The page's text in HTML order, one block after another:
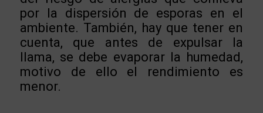
por la dispersión de esporas en el
ambiente. También, hay que tener en
cuenta, que antes de expulsar la
llama, se debe evaporar la humedad,
motivo de ello el rendimiento es
menor.